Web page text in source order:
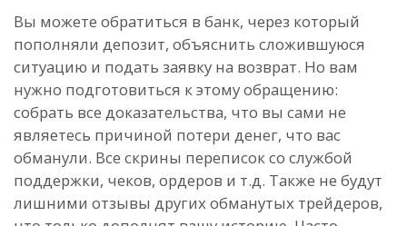
Вы можете обратиться в банк, через который
пополняли депозит, объяснить сложившуюся
ситуацию и подать заявку на возврат. Но вам
нужно подготовиться к этому обращению:
собрать все доказательства, что вы сами не
являетесь причиной потери денег, что вас
обманули. Все скрины переписок со службой
поддержки, чеков, ордеров и т.д. Также не будут
лишними отзывы других обманутых трейдеров,